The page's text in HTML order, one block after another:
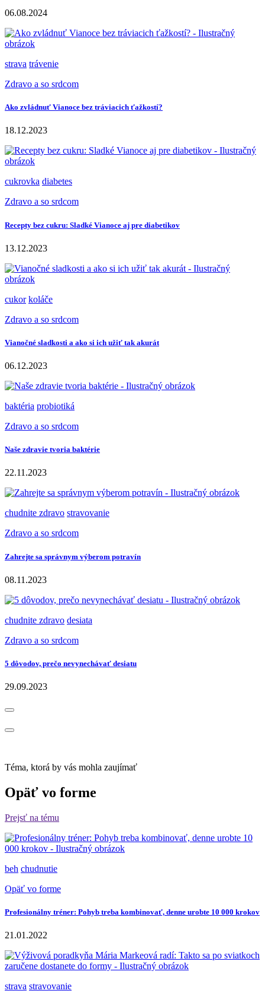
06.08.2024
strava trávenie
Zdravo a so srdcom
Ako zvládnuť Vianoce bez tráviacich ťažkostí?
18.12.2023
cukrovka diabetes
Zdravo a so srdcom
Recepty bez cukru: Sladké Vianoce aj pre diabetikov
13.12.2023
cukor koláče
Zdravo a so srdcom
Vianočné sladkosti a ako si ich užiť tak akurát
06.12.2023
baktéria probiotiká
Zdravo a so srdcom
Naše zdravie tvoria baktérie
22.11.2023
chudnite zdravo stravovanie
Zdravo a so srdcom
Zahrejte sa správnym výberom potravín
08.11.2023
chudnite zdravo desiata
Zdravo a so srdcom
5 dôvodov, prečo nevynechávať desiatu
29.09.2023
Téma, ktorá by vás mohla zaujímať
Opäť vo forme
Prejsť na tému
beh chudnutie
Opäť vo forme
Profesionálny tréner: Pohyb treba kombinovať, denne urobte 10 000 krokov
21.01.2022
strava stravovanie